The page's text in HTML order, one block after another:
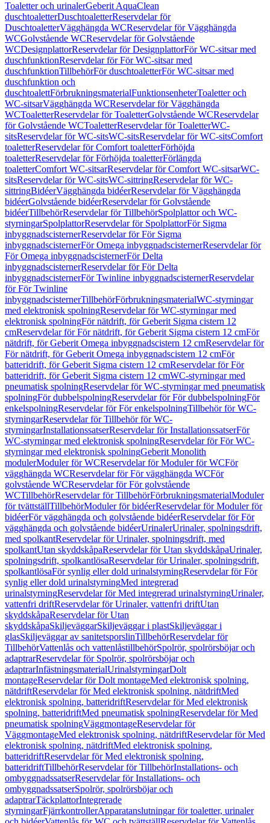
Toaletter och urinalerGeberit AquaClean
duschtoaletterDuschtoaletterReservdelar för
DuschtoaletterVägghängda WCReservdelar för Vägghängda
WCGolvstående WCReservdelar för Golvstående
WCDesignplattorReservdelar för DesignplattorFör WC-sitsar med
duschfunktionReservdelar för För WC-sitsar med
duschfunktionTillbehörFör duschtoaletterFör WC-sitsar med
duschfunktion och
duschtoalettFörbrukningsmaterialFunktionsenheterToaletter och
WC-sitsarVägghängda WCReservdelar för Vägghängda
WCToaletterReservdelar för ToaletterGolvstående WCReservdelar
för Golvstående WCToaletterReservdelar för ToaletterWC-
sitsReservdelar för WC-sitsWC-sitsReservdelar för WC-sitsComfort
toaletterReservdelar för Comfort toaletterFörhöjda
toaletterReservdelar för Förhöjda toaletterFörlängda
toaletterComfort WC-sitsarReservdelar för Comfort WC-sitsarWC-
sitsReservdelar för WC-sitsWC-sittringReservdelar för WC-
sittringBidéerVägghängda bidéerReservdelar för Vägghängda
bidéerGolvstående bidéerReservdelar för Golvstående
bidéerTillbehörReservdelar för TillbehörSpolplattor och WC-
styrningarSpolplattorReservdelar för SpolplattorFör Sigma
inbyggnadscisternerReservdelar för För Sigma
inbyggnadscisternerFör Omega inbyggnadscisternerReservdelar för
För Omega inbyggnadscisternerFör Delta
inbyggnadscisternerReservdelar för För Delta
inbyggnadscisternerFör Twinline inbyggnadscisternerReservdelar
för För Twinline
inbyggnadscisternerTillbehörFörbrukningsmaterialWC-styrningar
med elektronisk spolningReservdelar för WC-styrningar med
elektronisk spolningFör nätdrift, för Geberit Sigma cistern 12
cmReservdelar för För nätdrift, för Geberit Sigma cistern 12 cmFör
nätdrift, för Geberit Omega inbyggnadscistern 12 cmReservdelar för
För nätdrift, för Geberit Omega inbyggnadscistern 12 cmFör
batteridrift, för Geberit Sigma cistern 12 cmReservdelar för För
batteridrift, för Geberit Sigma cistern 12 cmWC-styrningar med
pneumatisk spolningReservdelar för WC-styrningar med pneumatisk
spolningFör dubbelspolningReservdelar för För dubbelspolningFör
enkelspolningReservdelar för För enkelspolningTillbehör för WC-
styrningarReservdelar för Tillbehör för WC-
styrningarInstallationssatserReservdelar för InstallationssatserFör
WC-styrningar med elektronisk spolningReservdelar för För WC-
styrningar med elektronisk spolningGeberit Monolith
modulerModuler för WCReservdelar för Moduler för WCFör
vägghängda WCReservdelar för För vägghängda WCFör
golvstående WCReservdelar för För golvstående
WCTillbehörReservdelar för TillbehörFörbrukningsmaterialModuler
för tvättställTillbehörModuler för bidéerReservdelar för Moduler för
bidéerFör vägghängda och golvstående bidéerReservdelar för För
vägghängda och golvstående bidéerUrinalerUrinaler, spolningsdrift,
med spolkantReservdelar för Urinaler, spolningsdrift, med
spolkantUtan skyddskåpaReservdelar för Utan skyddskåpaUrinaler,
spolningsdrift, spolkantlösaReservdelar för Urinaler, spolningsdrift,
spolkantlösaFör synlig eller dold urinalstyrningReservdelar för För
synlig eller dold urinalstyrningMed integrerad
urinalstyrningReservdelar för Med integrerad urinalstyrningUrinaler,
vattenfri driftReservdelar för Urinaler, vattenfri driftUtan
skyddskåpaReservdelar för Utan
skyddskåpaSkiljeväggarSkiljeväggar i plastSkiljeväggar i
glasSkiljeväggar av sanitetsporslinTillbehörReservdelar för
TillbehörVattenlås och vattenlåstillbehörSpolrör, spolrörsböjar och
adaptrarReservdelar för Spolrör, spolrörsböjar och
adaptrarInfästningsmaterialUrinalstyrningarDolt
montageReservdelar för Dolt montageMed elektronisk spolning,
nätdriftReservdelar för Med elektronisk spolning, nätdriftMed
elektronisk spolning, batteridriftReservdelar för Med elektronisk
spolning, batteridriftMed pneumatisk spolningReservdelar för Med
pneumatisk spolningVäggmontageReservdelar för
VäggmontageMed elektronisk spolning, nätdriftReservdelar för Med
elektronisk spolning, nätdriftMed elektronisk spolning,
batteridriftReservdelar för Med elektronisk spolning,
batteridriftTillbehörReservdelar för TillbehörInstallations- och
ombyggnadssatserReservdelar för Installations- och
ombyggnadssatserSpolrör, spolrörsböjar och
adaptrarTäckplattorIntegrerade
styrningarFjärrkontrollerApparatanslutningar för toaletter, urinaler